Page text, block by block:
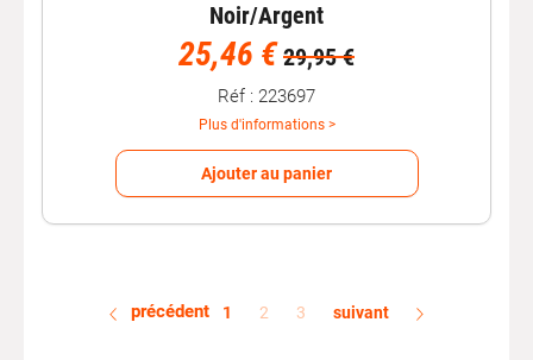
Noir/Argent
25,46 € 29,95 €
Réf : 223697
Plus d'informations >
Ajouter au panier
précédent 1 2 3 suivant